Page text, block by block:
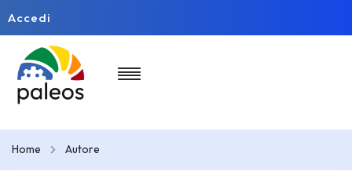
Accedi
Home Autore